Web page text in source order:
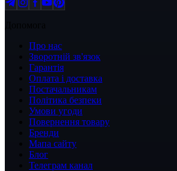
Про нас
Зворотній зв'язок
Гарантія
Оплата і доставка
Постачальникам
Політика безпеки
Умови угоди
Повернення товару
Бренди
Мапа сайту
Блог
Телеграм канал